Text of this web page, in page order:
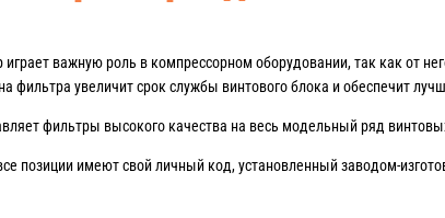
важную роль в компрессорном оборудовании, так как от
фильтра увеличит срок службы винтового блока и обеспечит
фильтры высокого качества на весь модельный ряд
позиции имеют свой личный код, установленный заводом-